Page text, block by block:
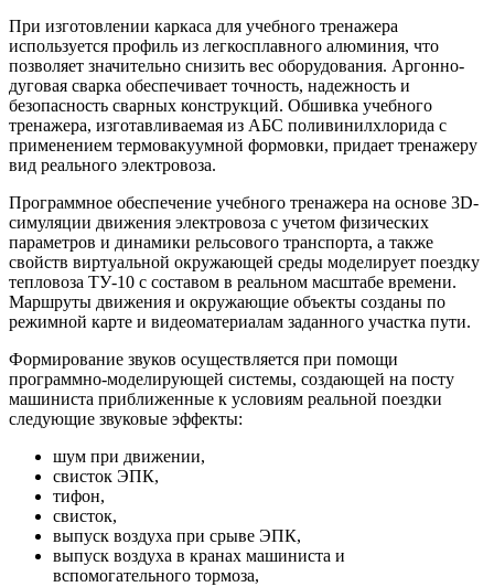
При изготовлении каркаса для учебного тренажера
используется профиль из легкосплавного алюминия, что
позволяет значительно снизить вес оборудования. Аргонно-
дуговая сварка обеспечивает точность, надежность и
безопасность сварных конструкций. Обшивка учебного
тренажера, изготавливаемая из АБС поливинилхлорида с
применением термовакуумной формовки, придает тренажеру
вид реального электровоза.
Программное обеспечение учебного тренажера на основе 3D-
симуляции движения электровоза с учетом физических
параметров и динамики рельсового транспорта, а также
свойств виртуальной окружающей среды моделирует поездку
тепловоза ТУ-10 с составом в реальном масштабе времени.
Маршруты движения и окружающие объекты созданы по
режимной карте и видеоматериалам заданного участка пути.
Формирование звуков осуществляется при помощи
программно-моделирующей системы, создающей на посту
машиниста приближенные к условиям реальной поездки
следующие звуковые эффекты:
шум при движении,
свисток ЭПК,
тифон,
свисток,
выпуск воздуха при срыве ЭПК,
выпуск воздуха в кранах машиниста и
вспомогательного тормоза,